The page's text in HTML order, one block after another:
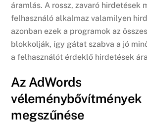
áramlás. A rossz, zavaró hirdetések
felhasználó alkalmaz valamilyen
azonban ezek a programok az
blokkolják, így gátat szabva a jó
a felhasználót érdeklő hirdetések
Az AdWords
véleménybővítmények
megszűnése